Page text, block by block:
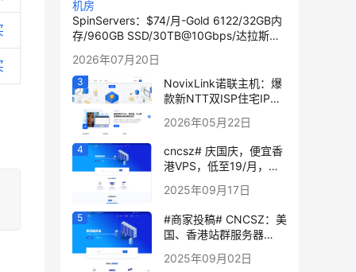
SpinServers：$74/月-Gold 6122/32GB内
存/960GB SSD/30TB@10Gbps/达拉斯机
2026年07月20日
NovixLink诺联主机：爆
款新NTT双ISP住宅IP优
段月付34元起
2026年05月22日
cncsz# 庆国庆，便宜香
港VPS，低至19/月，香
e52670*2 32g 1tssd
8c 699/月，物理机双e5
固态盘 399/月起
2025年09月17日
#商家投稿# CNCSZ：美
国、香港站群服务器
路 8c 1299/月首月 续
2025年09月02日